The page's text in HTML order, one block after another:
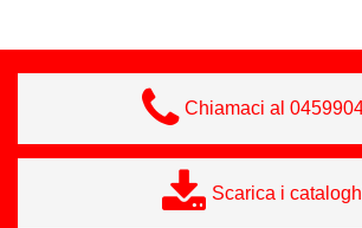
Chiamaci al
Scarica i